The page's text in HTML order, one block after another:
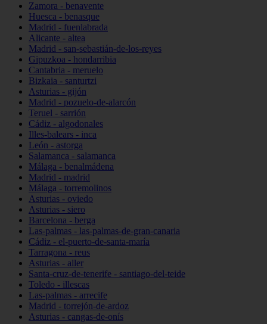
Zamora - benavente
Huesca - benasque
Madrid - fuenlabrada
Alicante - altea
Madrid - san-sebastián-de-los-reyes
Gipuzkoa - hondarribia
Cantabria - meruelo
Bizkaia - santurtzi
Asturias - gijón
Madrid - pozuelo-de-alarcón
Teruel - sarrión
Cádiz - algodonales
Illes-balears - inca
León - astorga
Salamanca - salamanca
Málaga - benalmádena
Madrid - madrid
Málaga - torremolinos
Asturias - oviedo
Asturias - siero
Barcelona - berga
Las-palmas - las-palmas-de-gran-canaria
Cádiz - el-puerto-de-santa-maría
Tarragona - reus
Asturias - aller
Santa-cruz-de-tenerife - santiago-del-teide
Toledo - illescas
Las-palmas - arrecife
Madrid - torrejón-de-ardoz
Asturias - cangas-de-onís